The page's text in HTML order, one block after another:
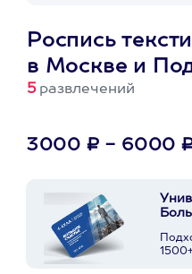
Роспись
в Москве и
5развлечений
3000 ₽ - 6000